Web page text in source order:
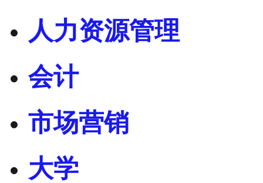
人力资源管理
会计
市场营销
大学